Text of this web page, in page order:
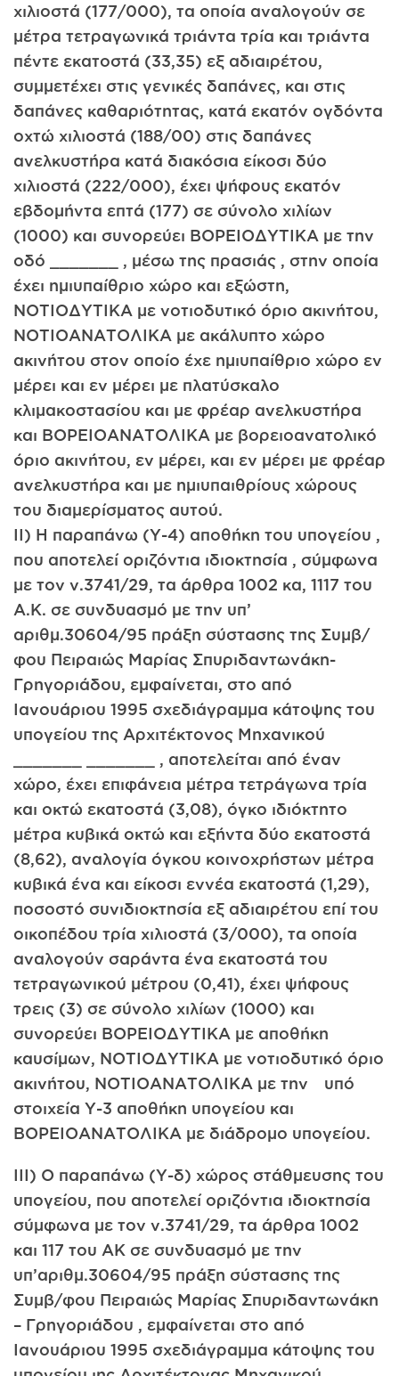
χιλιοστά (177/000), τα οποία αναλογούν σε
μέτρα τετραγωνικά τριάντα τρία και τριάντα
πέντε εκατοστά (33,35) εξ αδιαιρέτου,
συμμετέχει στις γενικές δαπάνες, και στις
δαπάνες καθαριότητας, κατά εκατόν ογδόντα
οχτώ χιλιοστά (188/00) στις δαπάνες
ανελκυστήρα κατά διακόσια είκοσι δύο
χιλιοστά (222/000), έχει ψήφους εκατόν
εβδομήντα επτά (177) σε σύνολο χιλίων
(1000) και συνορεύει ΒΟΡΕΙΟΔΥΤΙΚΑ με την
οδό _______ , μέσω της πρασιάς , στην οποία
έχει ημιυπαίθριο χώρο και εξώστη,
ΝΟΤΙΟΔΥΤΙΚΑ με νοτιοδυτικό όριο ακινήτου,
ΝΟΤΙΟΑΝΑΤΟΛΙΚΑ με ακάλυπτο χώρο
ακινήτου στον οποίο έχε ημιυπαίθριο χώρο εν
μέρει και εν μέρει με πλατύσκαλο
κλιμακοστασίου και με φρέαρ ανελκυστήρα
και ΒΟΡΕΙΟΑΝΑΤΟΛΙΚΑ με βορειοανατολικό
όριο ακινήτου, εν μέρει, και εν μέρει με φρέαρ
ανελκυστήρα και με ημιυπαιθρίους χώρους
του διαμερίσματος αυτού.
II) Η παραπάνω (Υ-4) αποθήκη του υπογείου ,
που αποτελεί οριζόντια ιδιοκτησία , σύμφωνα
με τον ν.3741/29, τα άρθρα 1002 κα, 1117 του
Α.Κ. σε συνδυασμό με την υπ’
αριθμ.30604/95 πράξη σύστασης της Συμβ/
φου Πειραιώς Μαρίας Σπυριδαντωνάκη-
Γρηγοριάδου, εμφαίνεται, στο από
Ιανουάριου 1995 σχεδιάγραμμα κάτοψης του
υπογείου της Αρχιτέκτονος Μηχανικού
_______ _______ , αποτελείται από έναν
χώρο, έχει επιφάνεια μέτρα τετράγωνα τρία
και οκτώ εκατοστά (3,08), όγκο ιδιόκτητο
μέτρα κυβικά οκτώ και εξήντα δύο εκατοστά
(8,62), αναλογία όγκου κοινοχρήστων μέτρα
κυβικά ένα και είκοσι εννέα εκατοστά (1,29),
ποσοστό συνιδιοκτησία εξ αδιαιρέτου επί του
οικοπέδου τρία χιλιοστά (3/000), τα οποία
αναλογούν σαράντα ένα εκατοστά του
τετραγωνικού μέτρου (0,41), έχει ψήφους
τρεις (3) σε σύνολο χιλίων (1000) και
συνορεύει ΒΟΡΕΙΟΔΥΤΙΚΑ με αποθήκη
καυσίμων, ΝΟΤΙΟΔΥΤΙΚΑ με νοτιοδυτικό όριο
ακινήτου, ΝΟΤΙΟΑΝΑΤΟΛΙΚΑ με την υπό
στοιχεία Υ-3 αποθήκη υπογείου και
ΒΟΡΕΙΟΑΝΑΤΟΛΙΚΑ με διάδρομο υπογείου.
III) Ο παραπάνω (Υ-δ) χώρος στάθμευσης του
υπογείου, που αποτελεί οριζόντια ιδιοκτησία
σύμφωνα με τον ν.3741/29, τα άρθρα 1002
και 117 του ΑΚ σε συνδυασμό με την
υπ’αριθμ.30604/95 πράξη σύστασης της
Συμβ/φου Πειραιώς Μαρίας Σπυριδαντωνάκη
– Γρηγοριάδου , εμφαίνεται στο από
Ιανουάριου 1995 σχεδιάγραμμα κάτοψης του